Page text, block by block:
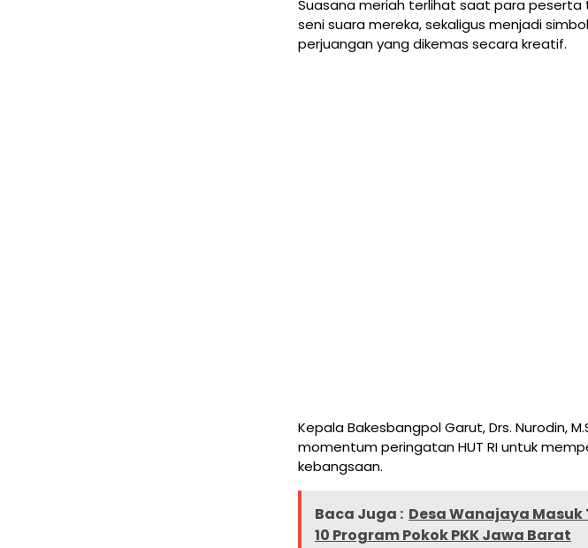
Suasana meriah terlihat saat para peserta
seni suara mereka, sekaligus menjadi
perjuangan yang dikemas secara kreatif.
Kepala Bakesbangpol Garut, Drs. Nurodin,
momentum peringatan HUT RI untuk
kebangsaan.
Baca Juga : Desa Wanajaya
10 Program Pokok PKK Jawa Barat